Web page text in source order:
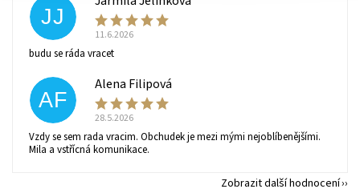
JJ
11.6.2026
budu se ráda vracet
AF
Alena Filipová
28.5.2026
Vzdy se sem rada vracim. Obchudek je mezi mými nejoblíbenějšími.
Mila a vstřícná komunikace.
Zobrazit další hodnocení